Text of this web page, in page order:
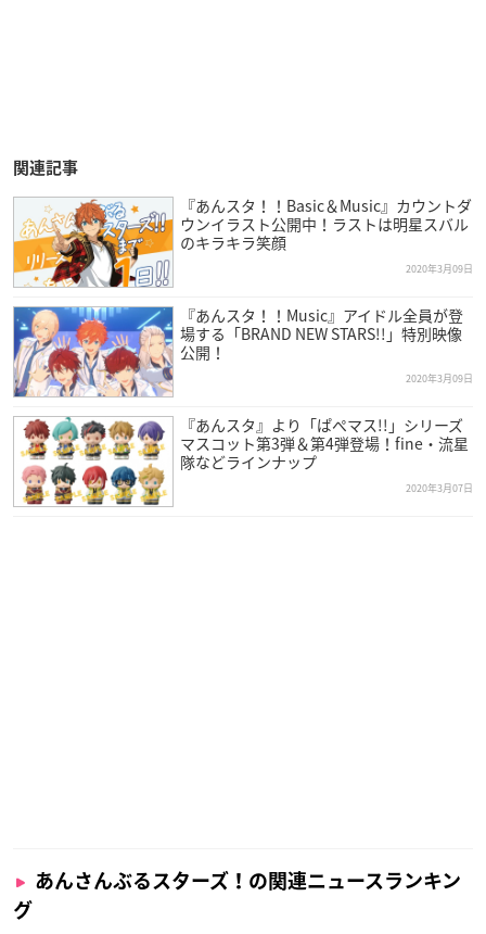
関連記事
『あんスタ！！Basic＆Music』カウントダ
ウンイラスト公開中！ラストは明星スバル
のキラキラ笑顔
2020年3月09日
『あんスタ！！Music』アイドル全員が登
場する「BRAND NEW STARS!!」特別映像
公開！
2020年3月09日
『あんスタ』より「ぱぺマス!!」シリーズ
マスコット第3弾＆第4弾登場！fine・流星
隊などラインナップ
2020年3月07日
あんさんぶるスターズ！の関連ニュースランキン
グ